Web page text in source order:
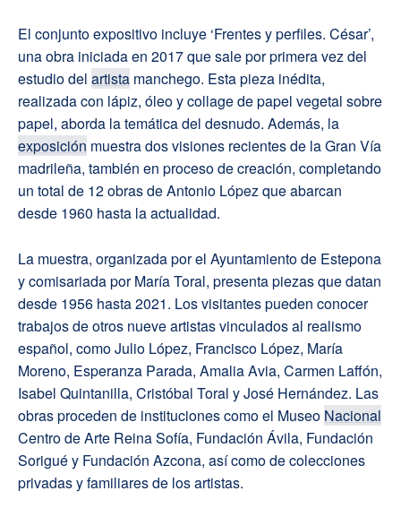
El conjunto expositivo incluye ‘Frentes y perfiles. César’,
una obra iniciada en 2017 que sale por primera vez del
estudio del artista manchego. Esta pieza inédita,
realizada con lápiz, óleo y collage de papel vegetal sobre
papel, aborda la temática del desnudo. Además, la
exposición muestra dos visiones recientes de la Gran Vía
madrileña, también en proceso de creación, completando
un total de 12 obras de Antonio López que abarcan
desde 1960 hasta la actualidad.
La muestra, organizada por el Ayuntamiento de Estepona
y comisariada por María Toral, presenta piezas que datan
desde 1956 hasta 2021. Los visitantes pueden conocer
trabajos de otros nueve artistas vinculados al realismo
español, como Julio López, Francisco López, María
Moreno, Esperanza Parada, Amalia Avia, Carmen Laffón,
Isabel Quintanilla, Cristóbal Toral y José Hernández. Las
obras proceden de instituciones como el Museo Nacional
Centro de Arte Reina Sofía, Fundación Ávila, Fundación
Sorigué y Fundación Azcona, así como de colecciones
privadas y familiares de los artistas.